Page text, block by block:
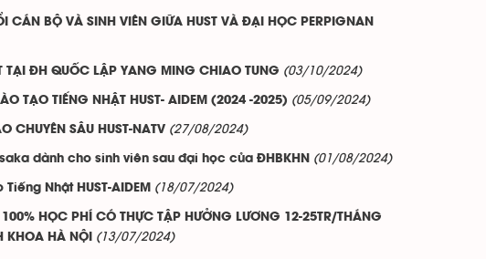
BỘ VÀ SINH VIÊN GIỮA HUST VÀ ĐẠI HỌC PERPIGNAN
TẠI ĐH QUỐC LẬP YANG MING CHIAO TUNG (03/10/2024)
TẠO TIẾNG NHẬT HUST- AIDEM (2024 -2025) (05/09/2024)
CHUYÊN SÂU HUST-NATV (27/08/2024)
dành cho sinh viên sau đại học của ĐHBKHN (01/08/2024)
Nhật HUST-AIDEM (18/07/2024)
HỌC PHÍ CÓ THỰC TẬP HƯỞNG LƯƠNG 12-25TR/THÁNG
KHOA HÀ NỘI
(13/07/2024)